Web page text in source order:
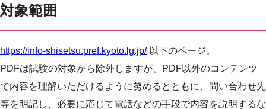
対象範囲
https://info-shisetsu.pref.kyoto.lg.jp/以下のページ。
PDFは試験の対象から除外しますが、PDF以外のコンテンツ
で内容を理解いただけるように努めるとともに、問い合わせ先
等を明記し、必要に応じて電話などの手段で内容を説明するな